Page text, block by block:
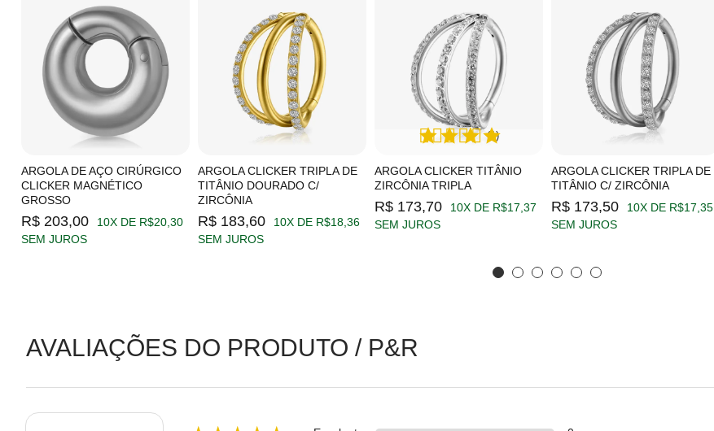
ARGOLA DE AÇO CIRÚRGICO
CLICKER MAGNÉTICO
GROSSO
R$ 203,00
10X DE R$20,30
SEM JUROS
ARGOLA CLICKER TRIPLA DE
TITÂNIO DOURADO C/
ZIRCÔNIA
R$ 183,60
10X DE R$18,36
SEM JUROS
ARGOLA CLICKER TITÂNIO
ZIRCÔNIA TRIPLA
(1)
R$ 173,70
10X DE R$17,37
SEM JUROS
ARGOLA CLICKER TRIPLA DE
TITÂNIO C/ ZIRCÔNIA
R$ 173,50
10X DE R$17,35
SEM JUROS
AVALIAÇÕES DO PRODUTO / P&R